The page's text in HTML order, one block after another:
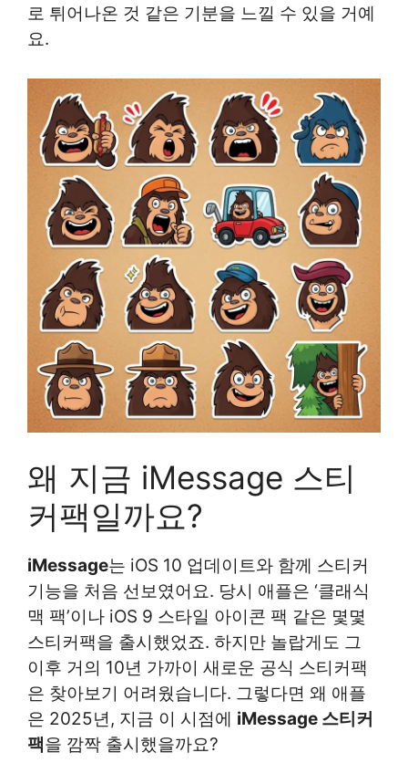
로 튀어나온 것 같은 기분을 느낄 수 있을 거예
요.
왜 지금 iMessage 스티
커팩일까요?
iMessage는 iOS 10 업데이트와 함께 스티커
기능을 처음 선보였어요. 당시 애플은 ‘클래식
맥 팩’이나 iOS 9 스타일 아이콘 팩 같은 몇몇
스티커팩을 출시했었죠. 하지만 놀랍게도 그
이후 거의 10년 가까이 새로운 공식 스티커팩
은 찾아보기 어려웠습니다. 그렇다면 왜 애플
은 2025년, 지금 이 시점에 iMessage 스티커
팩을 깜짝 출시했을까요?